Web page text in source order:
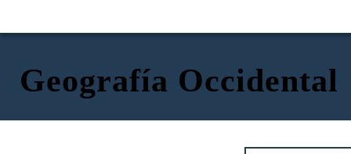
Geografía Occidental